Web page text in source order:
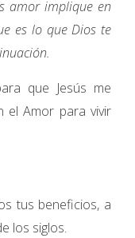
amor implique en
es lo que Dios te
que Jesús me
el Amor para vivir
tus beneficios, a
los siglos.